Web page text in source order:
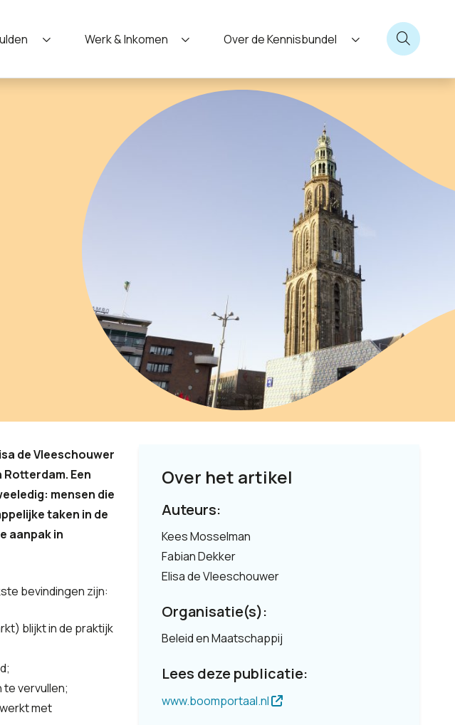
Werk & Inkomen Over de Kennisbundel
de Vleeschouwer
Een
mensen die
taken in de
aanpak in
bevindingen zijn:
blijkt in de praktijk
vervullen;
met
Over het artikel
Auteurs:
Kees Mosselman
Fabian Dekker
Elisa de Vleeschouwer
Organisatie(s):
Beleid en Maatschappij
Lees deze publicatie:
www.boomportaal.nl